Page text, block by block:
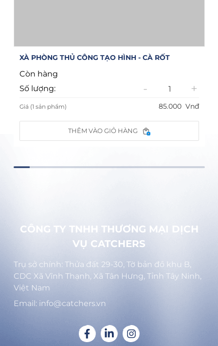
XÀ PHÒNG THỦ CÔNG TẠO HÌNH - CÀ RỐT
Còn hàng
Số lượng:
- +
Giá (1 sản phẩm) 85.000 Vnđ
THÊM VÀO GIỎ HÀNG
CÔNG TY TNHH THƯƠNG MẠI DỊCH
VỤ CATCHERS
Trụ sở chính: Thửa đất 29-30, Tờ bản đồ khu B,
CDC Xã Vĩnh Thạnh, Xã Tân Hưng, Tỉnh Tây Ninh,
Việt Nam
Email: info@catchers.vn